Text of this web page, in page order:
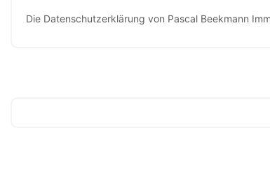
Die Datenschutzerklärung von Pascal Beekmann